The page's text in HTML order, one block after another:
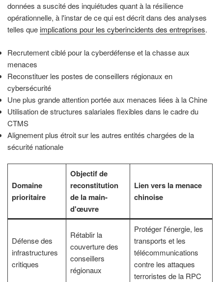
données a suscité des inquiétudes quant à la résilience
opérationnelle, à l'instar de ce qui est décrit dans des analyses
telles queimplications pour les cyberincidents des entreprises.
Recrutement ciblé pour la cyberdéfense et la chasse aux
menaces
Reconstituer les postes de conseillers régionaux en
cybersécurité
Une plus grande attention portée aux menaces liées à la Chine
Utilisation de structures salariales flexibles dans le cadre du
CTMS
Alignement plus étroit sur les autres entités chargées de la
sécurité nationale
Domaine
prioritaire
Objectif de
reconstitution
de la main-
d'œuvre
Lien vers la menace
chinoise
Défense des
infrastructures
critiques
Rétablir la
couverture des
conseillers
régionaux
Protéger l'énergie, les
transports et les
télécommunications
contre les attaques
terroristes de la RPC